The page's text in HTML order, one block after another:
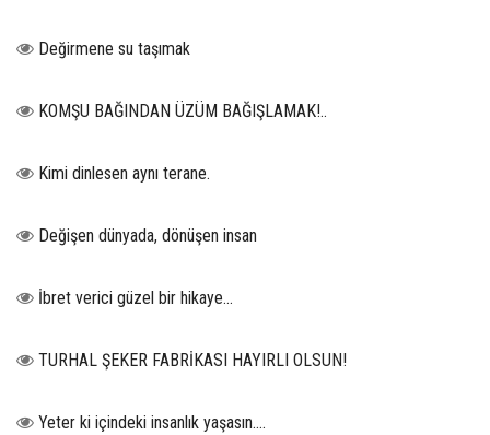
Değirmene su taşımak
KOMŞU BAĞINDAN ÜZÜM BAĞIŞLAMAK!..
Kimi dinlesen aynı terane.
Değişen dünyada, dönüşen insan
İbret verici güzel bir hikaye...
TURHAL ŞEKER FABRİKASI HAYIRLI OLSUN!
Yeter ki içindeki insanlık yaşasın….